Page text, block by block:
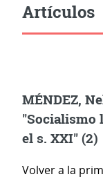
Artículos
MÉNDEZ,
"Socialismo
el s. XXI" (2)
Volver a la